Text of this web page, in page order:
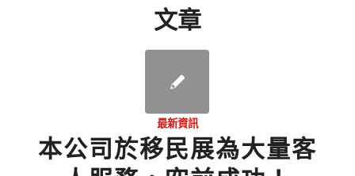
文章
最新資訊
本公司於移民展為大量客